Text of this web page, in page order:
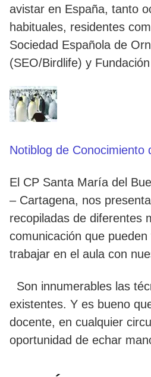
avistar en España, tanto
habituales, residentes
Sociedad Española de
(SEO/Birdlife) y
Notiblog de Conocimiento
El CP Santa María del
– Cartagena, nos
recopiladas de diferentes
comunicación que
trabajar en el aula con
Son innumerables las
existentes. Y es bueno
docente, en cualquier
oportunidad de echar